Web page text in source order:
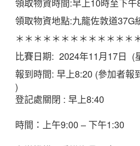
領取物資地點:九龍佐敦道37G
＊＊＊＊＊＊＊＊＊＊＊＊＊
比賽日期: 2024年11月17日 (
報到時間: 早上8:20 (參加者報
)
登記處關閉 : 早上8:40
時間：上午9:00 – 下午1:30